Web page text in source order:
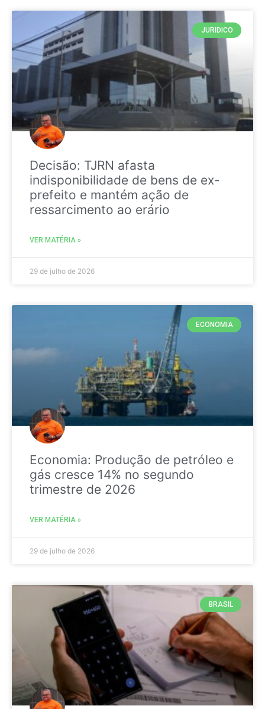
JURIDICO
Decisão: TJRN afasta
indisponibilidade de bens de ex-
prefeito e mantém ação de
ressarcimento ao erário
VER MATÉRIA »
29 de julho de 2026
ECONOMIA
Economia: Produção de petróleo e
gás cresce 14% no segundo
trimestre de 2026
VER MATÉRIA »
29 de julho de 2026
BRASIL